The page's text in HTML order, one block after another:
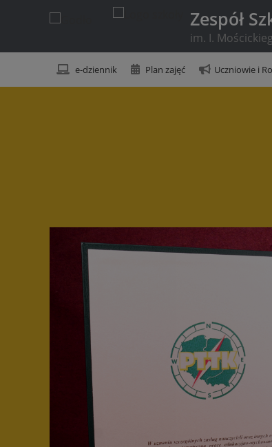
Zespół
im. I.
e-dziennik Plan zajęć Uczniowie i